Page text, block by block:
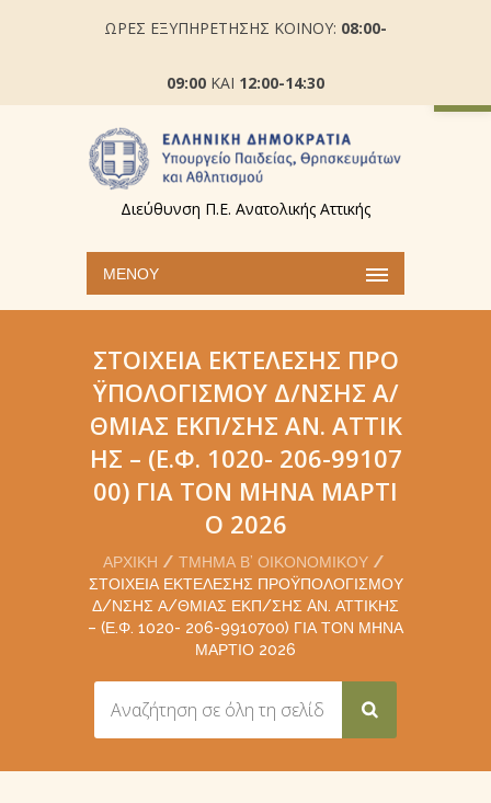
ΩΡΕΣ ΕΞΥΠΗΡΕΤΗΣΗΣ ΚΟΙΝΟΥ: 08:00-
09:00 ΚΑΙ 12:00-14:30
Διεύθυνση Π.Ε. Ανατολικής Αττικής
ΜΕΝΟΎ
ΣΤΟΙΧΕΊΑ ΕΚΤΈΛΕΣΗΣ ΠΡΟ
ΫΠΟΛΟΓΙΣΜΟΎ Δ/ΝΣΗΣ Α/
ΘΜΙΑΣ ΕΚΠ/ΣΗΣ AΝ. ΑΤΤΙΚ
ΉΣ – (Ε.Φ. 1020- 206-99107
00) ΓΙΑ ΤΟΝ ΜΉΝΑ ΜΑΡΤΙ
Ο 2026
ΑΡΧΙΚΉ
ΤΜΉΜΑ Β’ ΟΙΚΟΝΟΜΙΚΟΎ
ΣΤΟΙΧΕΊΑ ΕΚΤΈΛΕΣΗΣ ΠΡΟΫΠΟΛΟΓΙΣΜΟΎ
Δ/ΝΣΗΣ Α/ΘΜΙΑΣ ΕΚΠ/ΣΗΣ AΝ. ΑΤΤΙΚΉΣ
– (Ε.Φ. 1020- 206-9910700) ΓΙΑ ΤΟΝ ΜΉΝΑ
ΜΑΡΤΙΟ 2026